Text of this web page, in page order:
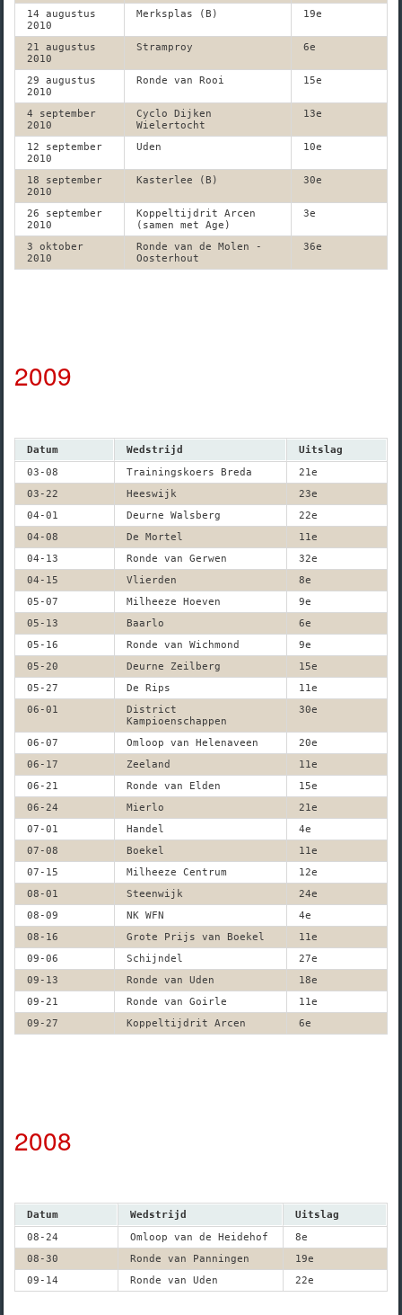
14 augustus
2010
Merksplas (B) 19e
21 augustus
2010
Stramproy 6e
29 augustus
2010
Ronde van Rooi 15e
4 september
2010
Cyclo Dijken
Wielertocht
13e
12 september
2010
Uden 10e
18 september
2010
Kasterlee (B) 30e
26 september
2010
Koppeltijdrit Arcen
(samen met Age)
3e
3 oktober
2010
Ronde van de Molen -
Oosterhout
36e
2009
Datum Wedstrijd
Uitslag
03-08
Trainingskoers Breda
21e
03-22
Heeswijk
23e
04-01
Deurne Walsberg
22e
04-08
De Mortel
11e
04-13
Ronde van Gerwen
32e
04-15
Vlierden
8e
05-07
Milheeze Hoeven
9e
05-13
Baarlo
6e
05-16
Ronde van Wichmond
9e
05-20
Deurne Zeilberg
15e
05-27
De Rips
11e
06-01
District
Kampioenschappen
30e
06-07 Omloop van Helenaveen
20e
06-17
Zeeland
11e
06-21
Ronde van Elden
15e
06-24
Mierlo
21e
07-01
Handel
4e
07-08
Boekel
11e
07-15
Milheeze Centrum
12e
08-01
Steenwijk
24e
08-09
NK WFN
4e
08-16
Grote Prijs van Boekel
11e
09-06
Schijndel
27e
09-13
Ronde van Uden
18e
09-21
Ronde van Goirle
11e
09-27
Koppeltijdrit Arcen 6e
2008
Datum Wedstrijd
Uitslag
08-24
Omloop van de Heidehof
8e
08-30
Ronde van Panningen
19e
09-14
Ronde van Uden 22e